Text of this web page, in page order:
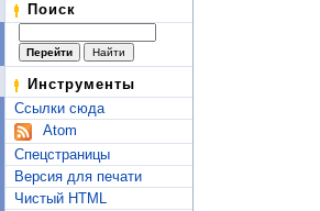
Поиск
Инструменты
Ссылки сюда
Atom
Спецстраницы
Версия для печати
Чистый HTML